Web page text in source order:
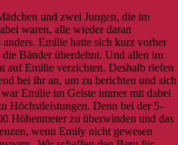
und zwei Jungen, die im
waren, alle wieder daran
Emilie hatte sich kurz vorher
Bänder überdehnt. Und allen im
auf Emilie verzichten. Deshalb riefen
bei ihr an, um zu berichten und sich
Emilie im Geiste immer mit dabei
Höchstleistungen. Denn bei der 5-
Höhenmeter zu überwinden und das
wenn Emily nicht gewesen